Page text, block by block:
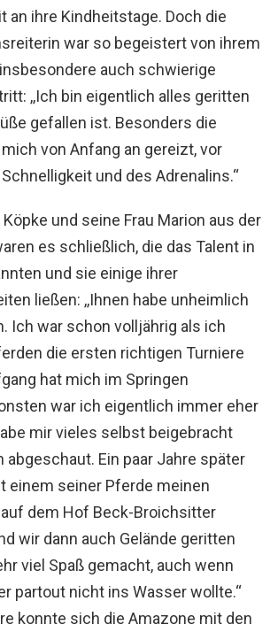
an ihre Kindheitstage. Doch die
war so begeistert von ihrem
auch schwierige
,,Ich bin eigentlich alles geritten
gefallen ist. Besonders die
von Anfang an gereizt, vor
und des Adrenalins.“
und seine Frau Marion aus der
es schließlich, die das Talent in
und sie einige ihrer
ließen: ,,Ihnen habe unheimlich
Ich war schon volljährig als ich
die ersten richtigen Turniere
hat mich im Springen
war ich eigentlich immer eher
mir vieles selbst beigebracht
abgeschaut. Ein paar Jahre später
einem seiner Pferde meinen
auf dem Hof Beck-Broichsitter
wir dann auch Gelände geritten
viel Spaß gemacht, auch wenn
partout nicht ins Wasser wollte.“
konnte sich die Amazone mit den